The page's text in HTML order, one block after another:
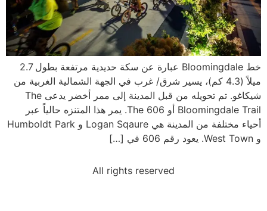
خط Bloomingdale عبارة عن سكة حديدية مرتفعة بطول 2.7
ميلاً (4.3 كم)، يسير شرق/ غرب في الجهة الشمالية الغربية من
شيكاغو. تم تحويله من قبل المدينة إلى ممر أخضر يدعى The
Bloomingdale Trail أو The 606. يمر هذا المتنزه حالياً عبر
أحياء مختلفة من المدينة هي Logan Sqaure و Humboldt Park
و West Town. يعود رقم 606 في […]
All rights reserved